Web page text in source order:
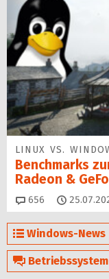
LINUX VS.
Benchmarks
Radeon &
656 Kommentare
Windows-News